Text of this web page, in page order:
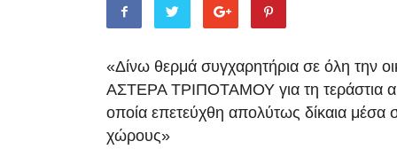
«Δίνω θερμά συγχαρητήρια σε όλη την
ΑΣΤΕΡΑ ΤΡΙΠΟΤΑΜΟΥ για τη τεράστια
οποία επετεύχθη απολύτως δίκαια μέσα
χώρους»